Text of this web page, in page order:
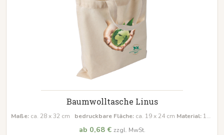
Baumwolltasche Linus
Maße:ca. 28 x 32 cm bedruckbare Fläche:ca. 19 x 24 cm Material: 100
ab 0,68 € zzgl. MwSt.